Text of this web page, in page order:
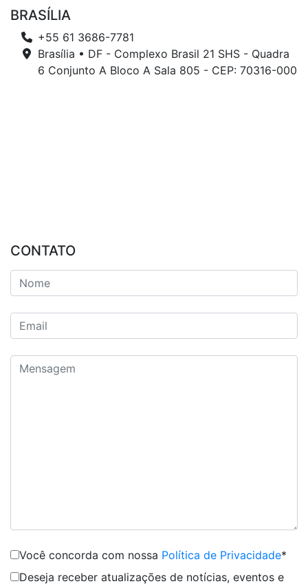
BRASÍLIA
+55 61 3686-7781
Brasília • DF - Complexo Brasil 21 SHS - Quadra
6 Conjunto A Bloco A Sala 805 - CEP: 70316-000
CONTATO
Você concorda com nossa Política de Privacidade*
Deseja receber atualizações de notícias, eventos e